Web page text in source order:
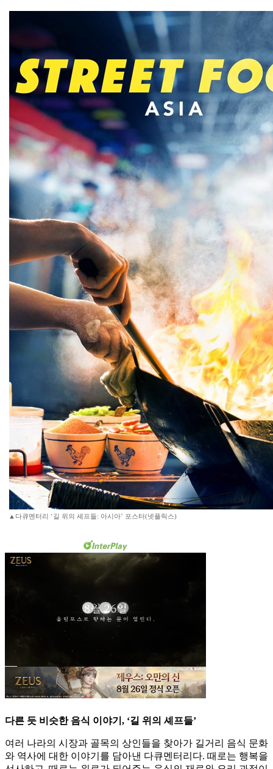
▲다큐멘터리 ‘길 위의 셰프들: 아시아’ 포스터(넷플릭스)
다른 듯 비슷한 음식 이야기, ‘길 위의 셰프들’
여러 나라의 시장과 골목의 상인들을 찾아가 길거리 음식 문화
와 역사에 대한 이야기를 담아낸 다큐멘터리다. 때로는 행복을